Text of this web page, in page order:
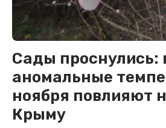
Сады проснулись:
аномальные
ноября повлияют
Крыму